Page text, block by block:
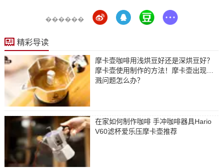
������
精彩导读
摩卡壶咖啡用浅烘豆好还是深烘豆好？
摩卡壶使用制作的方法！摩卡壶出现喷
溅问题怎么办？
在家如何制作咖啡 手冲咖啡器具Hario
V60滤杯爱乐压摩卡壶推荐